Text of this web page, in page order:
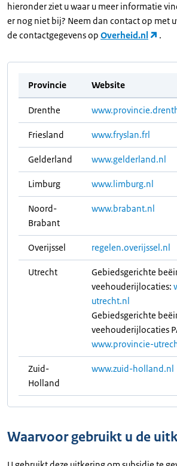
hieronder ziet u waar u meer informatie
er nog niet bij? Neem dan contact op met
de contactgegevens op Overheid.nl .
Provincie Website
Drenthe
Friesland www.fryslan.frl
Gelderland www.gelderland.nl
Limburg www.limburg.nl
Noord-
Brabant
www.brabant.nl
Overijssel regelen.overijssel.nl
Utrecht
Gebiedsgerichte
veehouderijlocaties:
utrecht.nl
Gebiedsgerichte
veehouderijlocaties
www.provincie-
Zuid-
Holland
www.zuid-holland.nl
Waarvoor gebruikt u de